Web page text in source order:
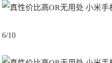
6/10